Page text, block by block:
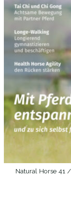
Natural Horse 41